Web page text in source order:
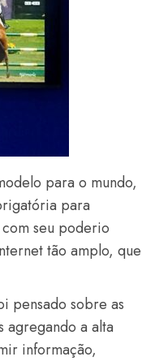
para o mundo,
para
seu poderio
tão amplo, que
pensado sobre as
agregando a alta
informação,